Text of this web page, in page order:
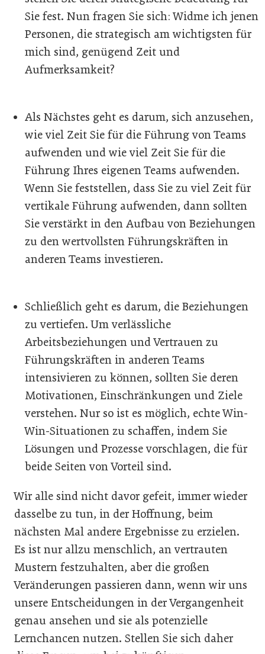
Sie fest. Nun fragen Sie sich: Widme ich jenen
Personen, die strategisch am wichtigsten für
mich sind, genügend Zeit und
Aufmerksamkeit?
Als Nächstes geht es darum, sich anzusehen,
wie viel Zeit Sie für die Führung von Teams
aufwenden und wie viel Zeit Sie für die
Führung Ihres eigenen Teams aufwenden.
Wenn Sie feststellen, dass Sie zu viel Zeit für
vertikale Führung aufwenden, dann sollten
Sie verstärkt in den Aufbau von Beziehungen
zu den wertvollsten Führungskräften in
anderen Teams investieren.
Schließlich geht es darum, die Beziehungen
zu vertiefen. Um verlässliche
Arbeitsbeziehungen und Vertrauen zu
Führungskräften in anderen Teams
intensivieren zu können, sollten Sie deren
Motivationen, Einschränkungen und Ziele
verstehen. Nur so ist es möglich, echte Win-
Win-Situationen zu schaffen, indem Sie
Lösungen und Prozesse vorschlagen, die für
beide Seiten von Vorteil sind.
Wir alle sind nicht davor gefeit, immer wieder
dasselbe zu tun, in der Hoffnung, beim
nächsten Mal andere Ergebnisse zu erzielen.
Es ist nur allzu menschlich, an vertrauten
Mustern festzuhalten, aber die großen
Veränderungen passieren dann, wenn wir uns
unsere Entscheidungen in der Vergangenheit
genau ansehen und sie als potenzielle
Lernchancen nutzen. Stellen Sie sich daher